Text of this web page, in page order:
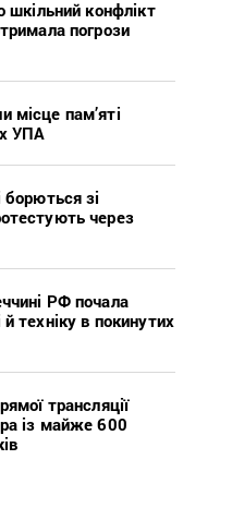
шкільний конфлікт
погрози
місце пам’яті
УПА
зі
через
РФ почала
техніку в покинутих
трансляції
із майже 600